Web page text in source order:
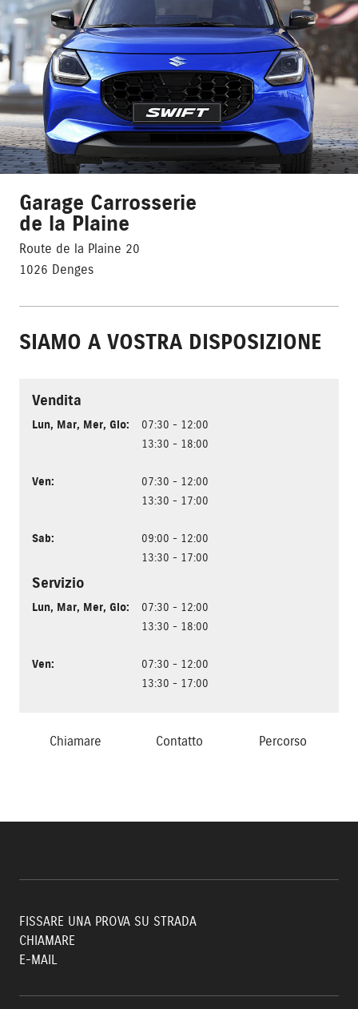
Garage Carrosserie
de la Plaine
Route de la Plaine 20
1026 Denges
SIAMO A VOSTRA DISPOSIZIONE
Vendita
Lun, Mar, Mer, Gio:
07:30 - 12:00
13:30 - 18:00
Ven:
07:30 - 12:00
13:30 - 17:00
Sab:
09:00 - 12:00
13:30 - 17:00
Servizio
Lun, Mar, Mer, Gio:
07:30 - 12:00
13:30 - 18:00
Ven:
07:30 - 12:00
13:30 - 17:00
Chiamare Contatto Percorso
FISSARE UNA PROVA SU STRADA
CHIAMARE
E-MAIL